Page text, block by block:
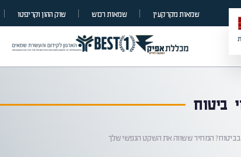
שמאות מקרקעין שמאות רכוש שוק ההון וקריפטו
ביטוח
המחיר ששווה את השקט הנפשי שלך